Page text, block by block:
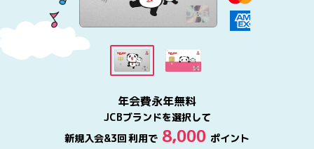
年会費永年無料
JCBブランドを選択して
新規入会&3回利用で8,000 ポイント